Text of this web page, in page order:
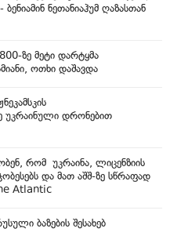
ნეთანიაჰუმ ღაზასთან
ზე მეტი დარტყმა
ოთხი დაშავდა
უკრაინული დრონებით
რომ უკრაინა, ლიცენზიის
და მათ აშშ-ზე სწრაფად
Atlantic
ბაზების შესახებ